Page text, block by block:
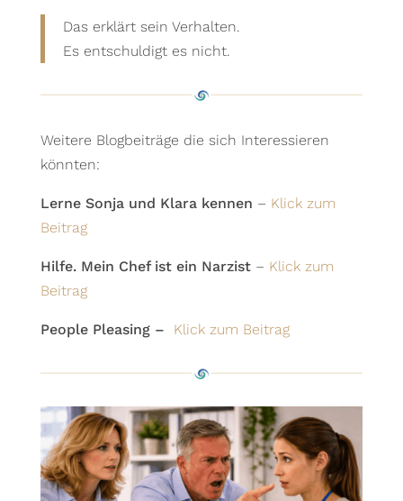
Das erklärt sein Verhalten.
Es entschuldigt es nicht.
Weitere Blogbeiträge die sich Interessieren
könnten:
Lerne Sonja und Klara kennen – Klick zum
Beitrag
Hilfe. Mein Chef ist ein Narzist – Klick zum
Beitrag
People Pleasing – Klick zum Beitrag